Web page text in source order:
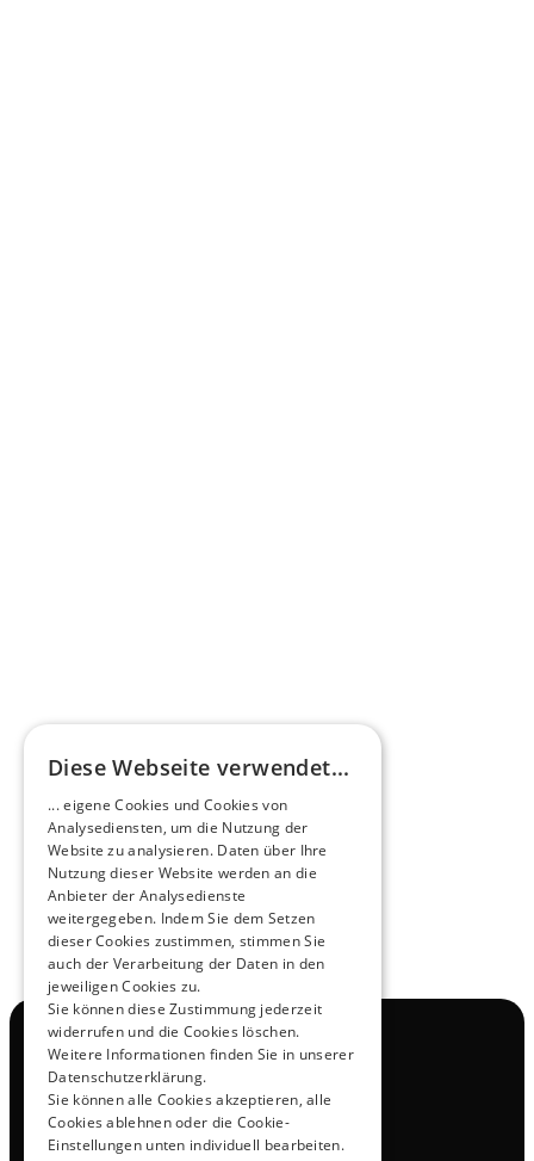
HEERO
Mehr erfahren
View All
Navigation
Kontakt
Probefahrt
Karriere
Diese Webseite verwendet...
... eigene Cookies und Cookies von
Analysediensten, um die Nutzung der
Website zu analysieren. Daten über Ihre
Nutzung dieser Website werden an die
Anbieter der Analysedienste
weitergegeben. Indem Sie dem Setzen
dieser Cookies zustimmen, stimmen Sie
auch der Verarbeitung der Daten in den
jeweiligen Cookies zu.
Sie können diese Zustimmung jederzeit
widerrufen und die Cookies löschen.
Weitere Informationen finden Sie in unserer
Datenschutzerklärung.
Sie können alle Cookies akzeptieren, alle
Cookies ablehnen oder die Cookie-
Einstellungen unten individuell bearbeiten.